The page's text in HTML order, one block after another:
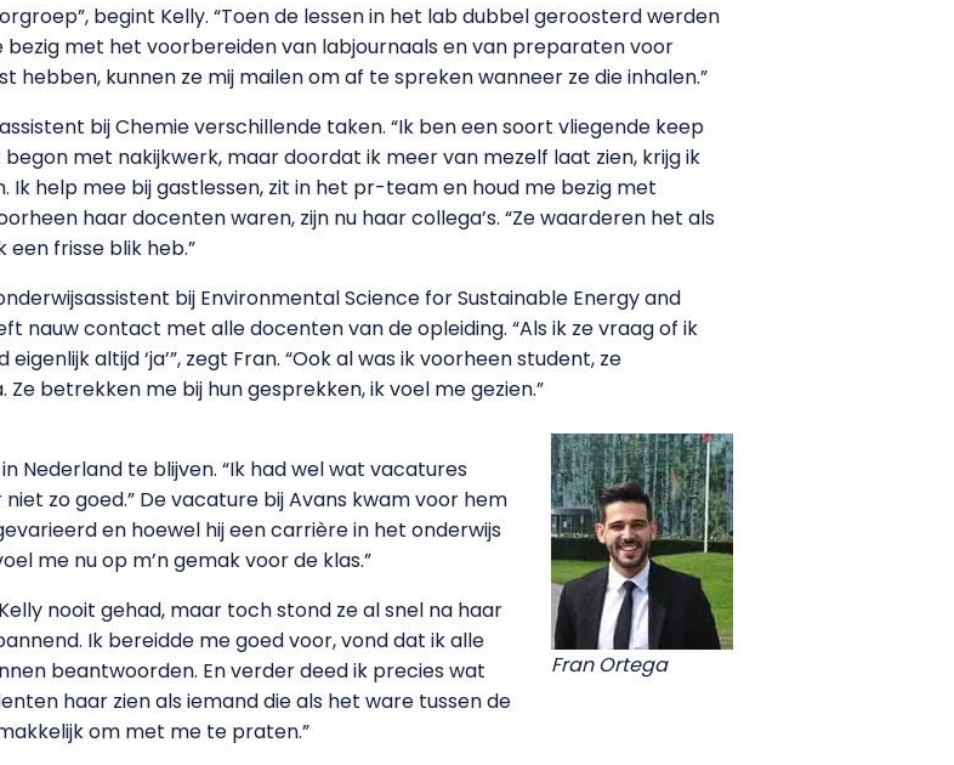
begint Kelly. “Toen de lessen in het lab dubbel geroosterd werden
bezig met het voorbereiden van labjournaals en van preparaten voor
hebben, kunnen ze mij mailen om af te spreken wanneer ze die inhalen.”
bij Chemie verschillende taken. “Ik ben een soort vliegende keep
met nakijkwerk, maar doordat ik meer van mezelf laat zien, krijg ik
Ik help mee bij gastlessen, zit in het pr-team en houd me bezig met
haar docenten waren, zijn nu haar collega’s. “Ze waarderen het als
frisse blik heb.”
bij Environmental Science for Sustainable Energy and
nauw contact met alle docenten van de opleiding. “Als ik ze vraag of ik
altijd ‘ja’”, zegt Fran. “Ook al was ik voorheen student, ze
betrekken me bij hun gesprekken, ik voel me gezien.”
Fran Ortega
Nederland te blijven. “Ik had wel wat vacatures
zo goed.” De vacature bij Avans kwam voor hem
en hoewel hij een carrière in het onderwijs
me nu op m’n gemak voor de klas.”
nooit gehad, maar toch stond ze al snel na haar
Ik bereidde me goed voor, vond dat ik alle
beantwoorden. En verder deed ik precies wat
haar zien als iemand die als het ware tussen de
om met me te praten.”